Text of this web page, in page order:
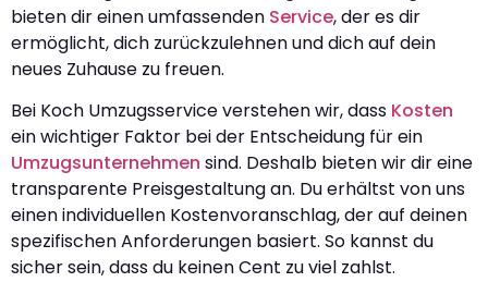
bieten dir einen umfassenden Service, der es dir
ermöglicht, dich zurückzulehnen und dich auf dein
neues Zuhause zu freuen.
Bei Koch Umzugsservice verstehen wir, dass Kosten
ein wichtiger Faktor bei der Entscheidung für ein
Umzugsunternehmen sind. Deshalb bieten wir dir eine
transparente Preisgestaltung an. Du erhältst von uns
einen individuellen Kostenvoranschlag, der auf deinen
spezifischen Anforderungen basiert. So kannst du
sicher sein, dass du keinen Cent zu viel zahlst.